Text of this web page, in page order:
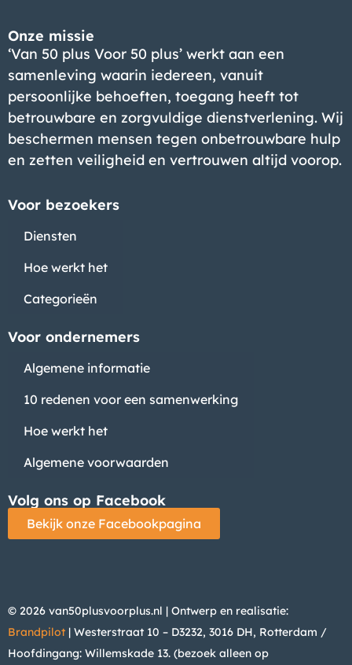
Onze missie
‘Van 50 plus Voor 50 plus’ werkt aan een
samenleving waarin iedereen, vanuit
persoonlijke behoeften, toegang heeft tot
betrouwbare en zorgvuldige dienstverlening. Wij
beschermen mensen tegen onbetrouwbare hulp
en zetten veiligheid en vertrouwen altijd voorop.
Voor bezoekers
Diensten
Hoe werkt het
Categorieën
Voor ondernemers
Algemene informatie
10 redenen voor een samenwerking
Hoe werkt het
Algemene voorwaarden
Volg ons op Facebook
Bekijk onze Facebookpagina
© 2026 van50plusvoorplus.nl | Ontwerp en realisatie:
Brandpilot | Westerstraat 10 – D3232, 3016 DH, Rotterdam /
Hoofdingang: Willemskade 13. (bezoek alleen op